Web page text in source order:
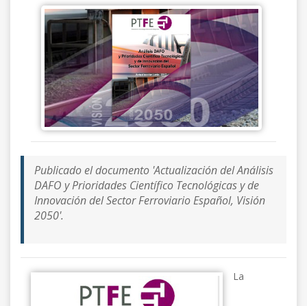
Publicado el documento 'Actualización del Análisis
DAFO y Prioridades Científico Tecnológicas y de
Innovación del Sector Ferroviario Español, Visión
2050'.
La